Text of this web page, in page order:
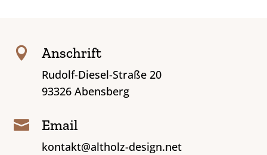
 Anschrift
Rudolf-Diesel-Straße 20
93326 Abensberg
 Email
kontakt@altholz-design.net